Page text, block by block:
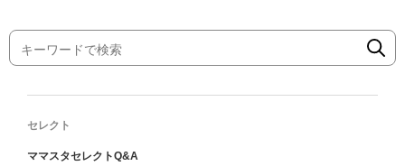
セレクト
ママスタセレクトQ&A